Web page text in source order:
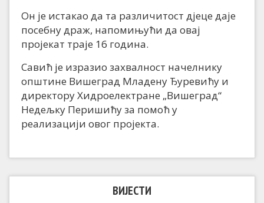
Он је истакао да та различитост дјеце даје
посебну драж, напомињући да овај
пројекат траје 16 година.
Савић је изразио захвалност начелнику
општине Вишеград Младену Ђуревићу и
директору Хидроелектране „Вишеград“
Недељку Перишићу за помоћ у
реализацији овог пројекта.
ВИЈЕСТИ